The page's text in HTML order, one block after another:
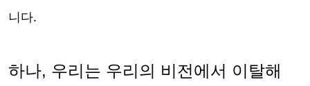
니다.
하나, 우리는 우리의 비전에서 이탈해